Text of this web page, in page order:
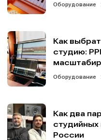
Оборудование
Как
студию:
Оборудование
Как два
студийных
России